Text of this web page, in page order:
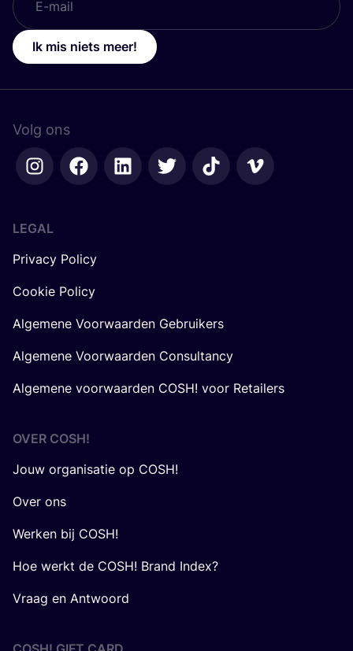
Ik mis niets meer!
Volg ons
LEGAL
Privacy Policy
Cookie Policy
Algemene Voorwaarden Gebruikers
Algemene Voorwaarden Consultancy
Algemene voorwaarden COSH! voor Retailers
OVER COSH!
Jouw organisatie op COSH!
Over ons
Werken bij COSH!
Hoe werkt de COSH! Brand Index?
Vraag en Antwoord